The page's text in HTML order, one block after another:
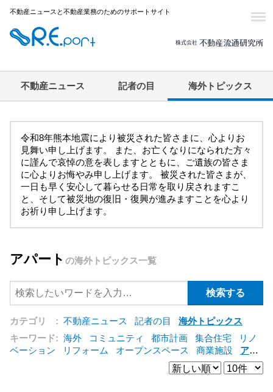
不動産ニュースと不動産業務のためのサポートサイト
不動産ニュース 記者の目 海外トピックス
令和8年熊本地震により被災された皆さまに、心よりお
見舞い申し上げます。 また、お亡くなりになられた方々
に謹んで哀悼の意を表しますとともに、ご遺族の皆さま
に心よりお悔やみ申し上げます。 被災された皆さまが、
一日も早く安心して暮らせる日常を取り戻されますこ
と、そして被災地の復旧・復興が進みますことを心より
お祈り申し上げます。
アパート の海外トピックス一覧
カテゴリ : 不動産ニュース 記者の目
海外トピックス
キーワード: 海外 コミュニティ 都市計画 集合住宅
リノ
ベーション
リフォーム オープンスペース 商業施設
アパ
エネルギー
新型コロ
コンバージョン
都市再生